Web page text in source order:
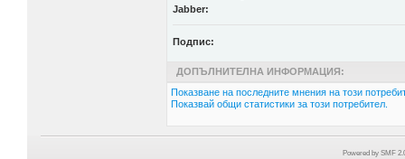
Jabber:
Подпис:
ДОПЪЛНИТЕЛНА ИНФОРМАЦИЯ:
Показване на последните мнения на този
Показвай общи статистики за този потребител.
Powered by SMF